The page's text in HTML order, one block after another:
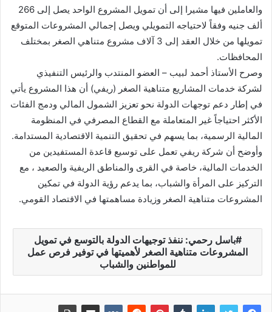
والعاملين فيها مشيرا إلى أن تمويل المشروع الواحد يصل إلى 266
ألف جنيه وفقاً لاحتياجه التمويلي ويصل إجمالي المشروعات المتوقع
تمويلها من خلال العقد إلى 3 آلاف مشروع متناهي الصغر بمختلف
المحافظات.
وصرح الأستاذ أحمد لبيب – العضو المنتدب والرئيس التنفيذي
لشركة خدمات المشاريع متناهية الصغر (ريفي) أن هذا المشروع يأتي
في إطار دعم توجهات الدولة نحو تعزيز الشمول المالي ودمج الفئات
الأكثر احتياجاً غير المتعاملة مع القطاع المصرفي في المنظومة
المالية الرسمية، بما يسهم في تحقيق التنمية الاقتصادية المستدامة.
وأوضح أن شركة ريفي تعمل على توسيع قاعدة المستفيدين من
الخدمات المالية، خاصة في القرى والمناطق الريفية والصعيد ، مع
التركيز على المرأة والشباب، بما يدعم رؤية الدولة في تمكين
المشروعات متناهية الصغر وزيادة مساهمتها في الاقتصاد القومي.
باسل رحمي: ننفذ توجيهات الدولة بالتوسع في تمويل
المشروعات متناهية الصغر لأهميتها في توفير فرص عمل
للمواطنين والشباب